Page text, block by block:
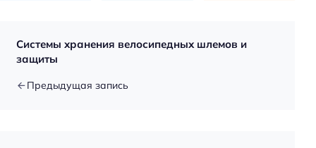
Системы хранения велосипедных шлемов и
защиты
Предыдущая запись